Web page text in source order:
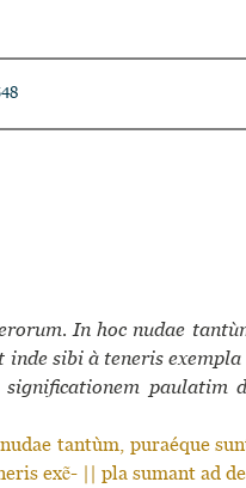
In hoc nudae
sibi à tene­ris
pau­la­tim
tantùm, puraéque
exẽ- || pla sumant ad